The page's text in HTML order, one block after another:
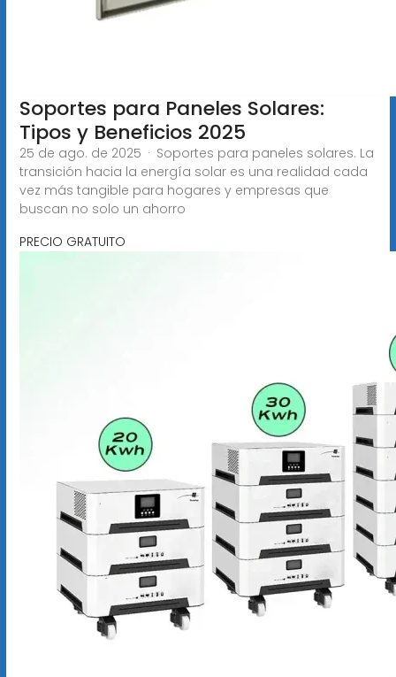
Soportes para Paneles Solares:
Tipos y Beneficios 2025
25 de ago. de 2025 · Soportes para paneles solares. La
transición hacia la energía solar es una realidad cada
vez más tangible para hogares y empresas que
buscan no solo un ahorro
PRECIO GRATUITO